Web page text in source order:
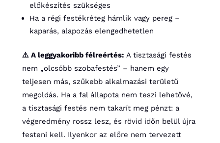
előkészítés szükséges
Ha a régi festékréteg hámlik vagy pereg –
kaparás, alapozás elengedhetetlen
⚠️ A leggyakoribb félreértés: A tisztasági festés
nem „olcsóbb szobafestés” – hanem egy
teljesen más, szűkebb alkalmazási területű
megoldás. Ha a fal állapota nem teszi lehetővé,
a tisztasági festés nem takarít meg pénzt: a
végeredmény rossz lesz, és rövid időn belül újra
festeni kell. Ilyenkor az előre nem tervezett